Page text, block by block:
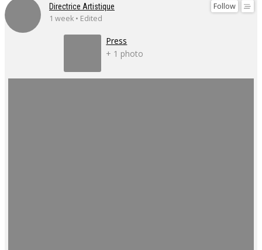
Follow
Directrice Artistique
1 week • Edited
Press
+ 1 photo